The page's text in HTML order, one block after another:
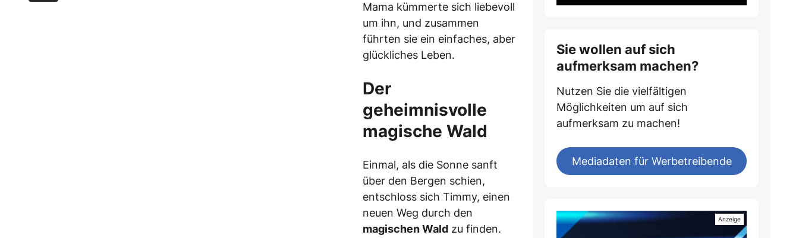
Mama kümmerte sich liebevoll
um ihn, und zusammen
führten sie ein einfaches, aber
glückliches Leben.
Der
geheimnisvolle
magische Wald
Einmal, als die Sonne sanft
über den Bergen schien,
entschloss sich Timmy, einen
neuen Weg durch den
magischen Wald zu finden.
Sie wollen auf sich
aufmerksam machen?
Nutzen Sie die vielfältigen
Möglichkeiten um auf sich
aufmerksam zu machen!
Mediadaten für Werbetreibende